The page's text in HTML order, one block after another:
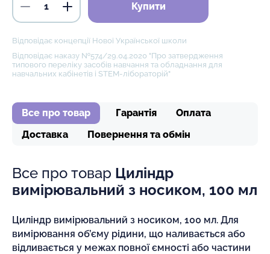
Купити
Відповідає концепції Нової Української школи
Відповідає наказу №574/29.04.2020 "Про затвердження
типового переліку засобів навчання та обладнання для
навчальних кабінетів і STEM-лібораторій"
Все про товар Гарантія
Оплата
Доставка
Повернення та обмін
Все про товар Циліндр
вимірювальний з носиком, 100 мл
Циліндр вимірювальний з носиком, 100 мл. Для
вимірювання об’єму рідини, що наливається або
відливається у межах повної ємності або частини